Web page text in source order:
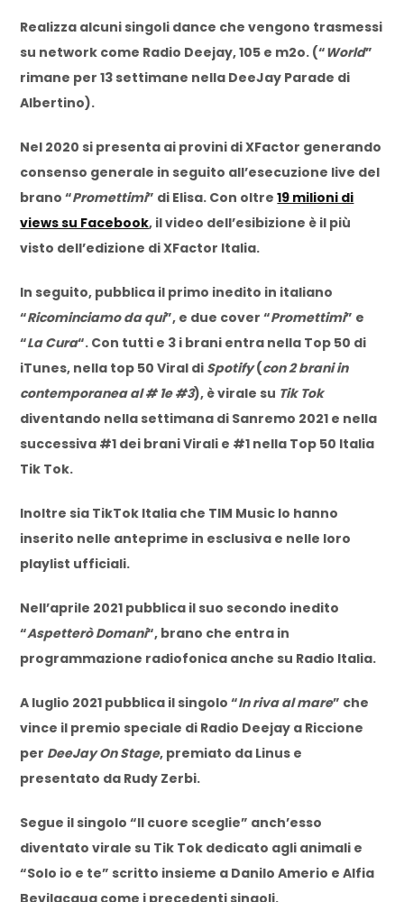
Realizza alcuni singoli dance che vengono trasmessi
su network come Radio Deejay, 105 e m2o. (“World”
rimane per 13 settimane nella DeeJay Parade di
Albertino).
Nel 2020 si presenta ai provini di XFactor generando
consenso generale in seguito all’esecuzione live del
brano “Promettimi” di Elisa. Con oltre19 milioni di
views su Facebook, il video dell’esibizione è il più
visto dell’edizione di XFactor Italia.
In seguito, pubblica il primo inedito in italiano
“Ricominciamo da qui”, e due cover “Promettimi” e
“La Cura“. Con tutti e 3 i brani entra nella Top 50 di
iTunes, nella top 50 Viral di Spotify(con 2 brani in
contemporanea al # 1e #3), è virale su Tik Tok
diventando nella settimana di Sanremo 2021 e nella
successiva #1 dei brani Virali e #1 nella Top 50 Italia
Tik Tok.
Inoltre sia TikTok Italia che TIM Music lo hanno
inserito nelle anteprime in esclusiva e nelle loro
playlist ufficiali.
Nell’aprile 2021 pubblica il suo secondo inedito
“Aspetterò Domani“, brano che entra in
programmazione radiofonica anche su Radio Italia.
A luglio 2021 pubblica il singolo “In riva al mare” che
vince il premio speciale di Radio Deejay a Riccione
per DeeJay On Stage, premiato da Linus e
presentato da Rudy Zerbi.
Segue il singolo “Il cuore sceglie” anch’esso
diventato virale su Tik Tok dedicato agli animali e
“Solo io e te” scritto insieme a Danilo Amerio e Alfia